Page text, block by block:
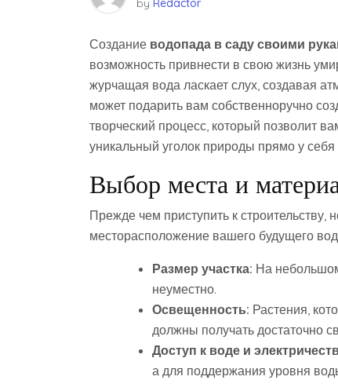
by Redactor
Создание водопада в саду своими
возможность привнести в свою жизнь
журчащая вода ласкает слух, создавая
может подарить вам собственноручно
творческий процесс, который позволит
уникальный уголок природы прямо у
Выбор места и
Прежде чем приступить к строительству,
месторасположение вашего будущего
Размер участка: На
неуместно.
Освещенность: Растения,
должны получать достаточно
Доступ к воде и
а для поддержания уровня